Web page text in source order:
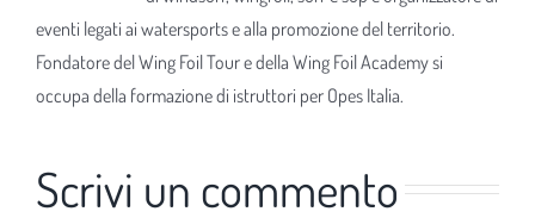
eventi legati ai watersports e alla promozione del territorio.
Fondatore del Wing Foil Tour e della Wing Foil Academy si
occupa della formazione di istruttori per Opes Italia.
Scrivi un commento